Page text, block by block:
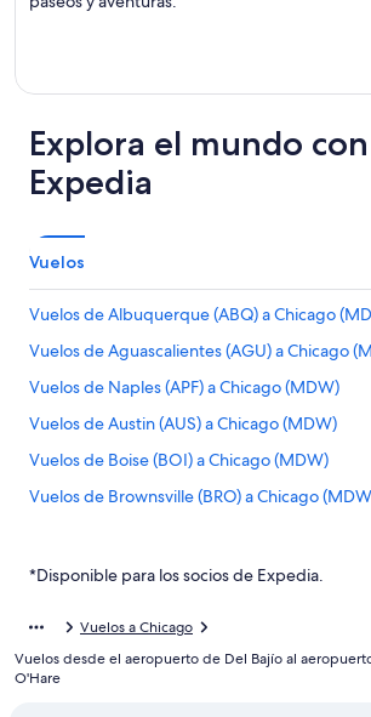
Explora el mundo con
Expedia
Vuelos
Vuelos de Albuquerque (ABQ) a Chicago
Vuelos de Aguascalientes (AGU) a Chicago
Vuelos de Naples (APF) a Chicago (MDW)
Vuelos de Austin (AUS) a Chicago (MDW)
Vuelos de Boise (BOI) a Chicago (MDW)
Vuelos de Brownsville (BRO) a Chicago
Vuelos de Baltimore (BWI) a Chicago (MDW)
Vuelos de Charlotte (CLT) a Chicago (MDW)
Vuelos de Columbus (CMH) a Chicago (MDW)
*Disponible para los socios de Expedia.
Vuelos a Chicago
Vuelos desde el aeropuerto de Del Bajío al
O'Hare